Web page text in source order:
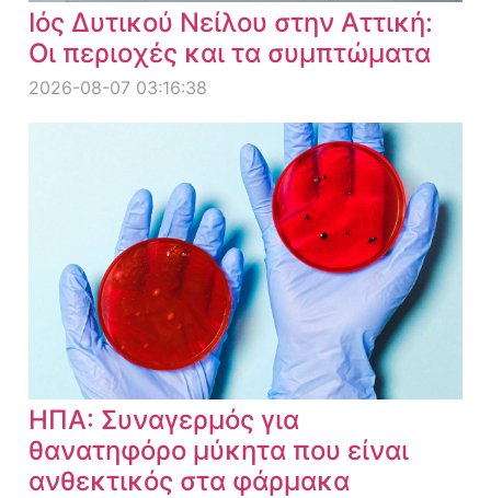
Ιός Δυτικού Νείλου στην Αττική:
Οι περιοχές και τα συμπτώματα
2026-08-07 03:16:38
ΗΠΑ: Συναγερμός για
θανατηφόρο μύκητα που είναι
ανθεκτικός στα φάρμακα